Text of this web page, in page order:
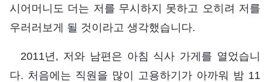
시어머니도 더는 저를 무시하지 못하고 오히려 저를
우러러보게 될 것이라고 생각했습니다.
2011년, 저와 남편은 아침 식사 가게를 열었습니
다. 처음에는 직원을 많이 고용하기가 아까워 밤 11